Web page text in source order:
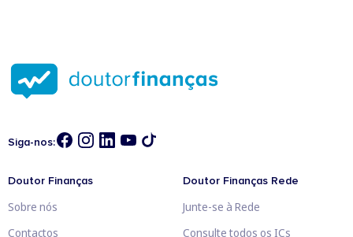
Siga-nos:
Doutor Finanças
Sobre nós
Contactos
Doutor Finanças Rede
Junte-se à Rede
Consulte todos os ICs